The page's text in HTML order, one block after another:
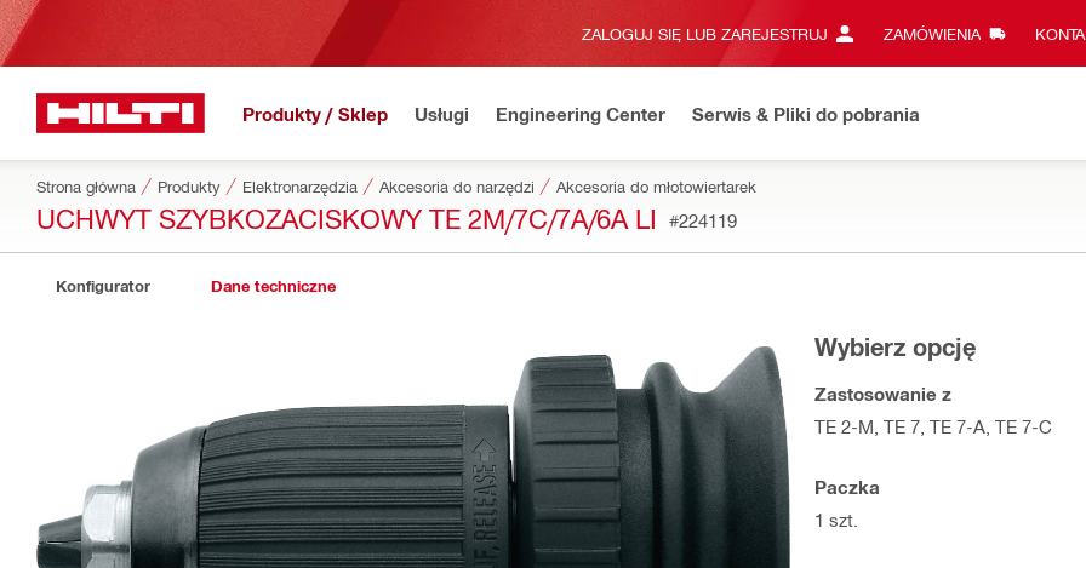
ZALOGUJ SIĘ LUB ZAREJESTRUJ ZAMÓWIENIA
Produkty / Sklep Usługi Engineering Center Serwis & Pliki do pobrania
Strona główna Produkty Elektronarzędzia Akcesoria do narzędzi Akcesoria do młotowiertarek
UCHWYT SZYBKOZACISKOWY TE 2M/7C/7A/6A LI #224119
Konfigurator Dane techniczne
Wybierz opcję
Zastosowanie z
TE 2-M, TE 7, TE 7-A, TE 7-C
Paczka
1 szt.